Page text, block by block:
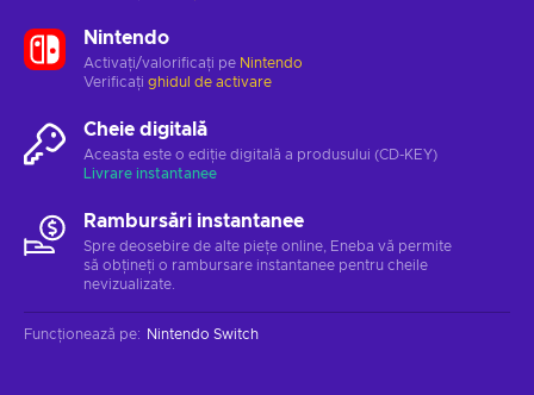
Nintendo
Activați/valorificați pe Nintendo
Verificați ghidul de activare
Cheie digitală
Aceasta este o ediție digitală a produsului (CD-KEY)
Livrare instantanee
Rambursări instantanee
Spre deosebire de alte piețe online, Eneba vă permite
să obțineți o rambursare instantanee pentru cheile
nevizualizate.
Funcționează pe: Nintendo Switch